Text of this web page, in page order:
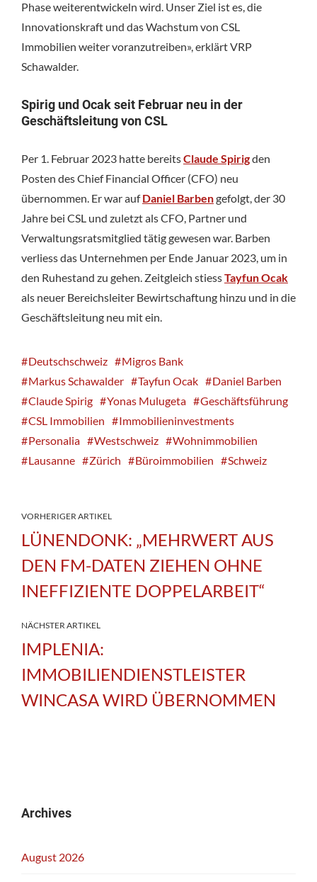
Phase weiterentwickeln wird. Unser Ziel ist es, die
Innovationskraft und das Wachstum von CSL
Immobilien weiter voranzutreiben», erklärt VRP
Schawalder.
Spirig und Ocak seit Februar neu in der
Geschäftsleitung von CSL
Per 1. Februar 2023 hatte bereitsClaude Spirigden
Posten des Chief Financial Officer (CFO) neu
übernommen. Er war aufDaniel Barbengefolgt, der 30
Jahre bei CSL und zuletzt als CFO, Partner und
Verwaltungsratsmitglied tätig gewesen war. Barben
verliess das Unternehmen per Ende Januar 2023, um in
den Ruhestand zu gehen. Zeitgleich stiessTayfun Ocak
als neuer Bereichsleiter Bewirtschaftung hinzu und in die
Geschäftsleitung neu mit ein.
Deutschschweiz
Migros Bank
Markus Schawalder
Tayfun Ocak
Daniel Barben
Claude Spirig
Yonas Mulugeta
Geschäftsführung
CSL Immobilien
Immobilieninvestments
Personalia
Westschweiz
Wohnimmobilien
Lausanne
Zürich Büroimmobilien Schweiz
VORHERIGER ARTIKEL
LÜNENDONK: „MEHRWERT AUS
DEN FM-DATEN ZIEHEN OHNE
INEFFIZIENTE DOPPELARBEIT“
NÄCHSTER ARTIKEL
IMPLENIA:
IMMOBILIENDIENSTLEISTER
WINCASA WIRD ÜBERNOMMEN
Archives
August 2026